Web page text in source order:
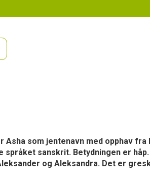
som jentenavn med opphav
sanskrit. Betydningen er
og Aleksandra. Det er